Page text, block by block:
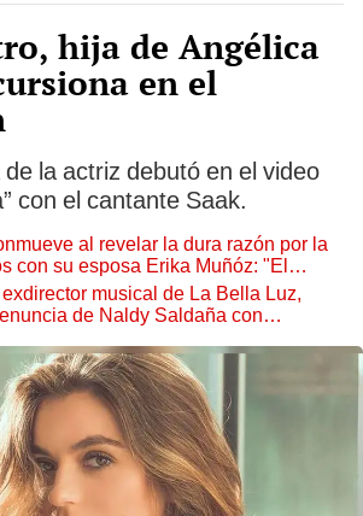
hija de Angélica
en el
la actriz debutó en el video
con el cantante Saak.
al revelar la dura razón por la
con su esposa Erika Muñóz: "El
musical de La Bella Luz,
de Naldy Saldaña con